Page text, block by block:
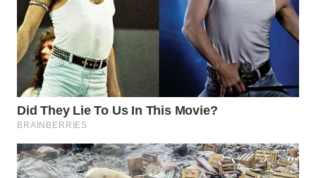
WN
LIKUPANG
WN
LABUANBAJO
BORNEO